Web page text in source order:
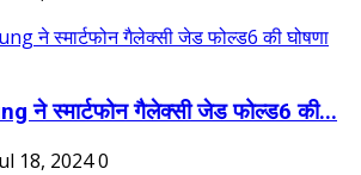
ने स्मार्टफोन गैलेक्सी जेड फोल्ड6 की...
18, 20240